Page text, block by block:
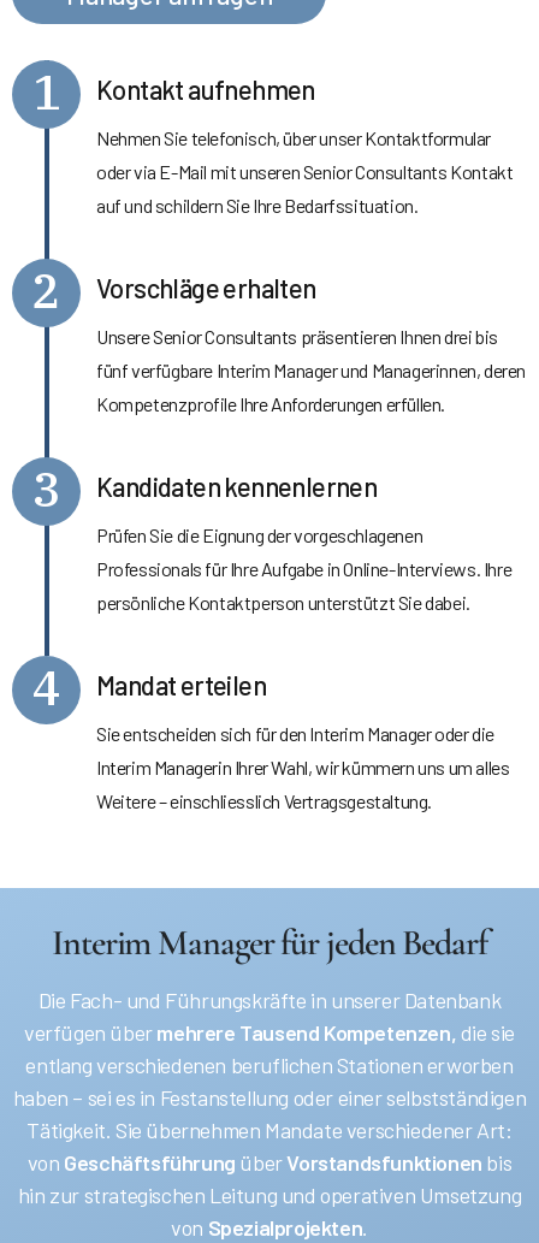
1 Kontakt aufnehmen
Nehmen Sie telefonisch, über unser Kontaktformular
oder via E-Mail mit unseren Senior Consultants Kontakt
auf und schildern Sie Ihre Bedarfssituation.
2 Vorschläge erhalten
Unsere Senior Consultants präsentieren Ihnen drei bis
fünf verfügbare Interim Manager und Managerinnen, deren
Kompetenzprofile Ihre Anforderungen erfüllen.
3 Kandidaten kennenlernen
Prüfen Sie die Eignung der vorgeschlagenen
Professionals für Ihre Aufgabe in Online-Interviews. Ihre
persönliche Kontaktperson unterstützt Sie dabei.
4 Mandat erteilen
Sie entscheiden sich für den Interim Manager oder die
Interim Managerin Ihrer Wahl, wir kümmern uns um alles
Weitere – einschliesslich Vertragsgestaltung.
Interim Manager für jeden Bedarf
Die Fach- und Führungskräfte in unserer Datenbank
verfügen übermehrere Tausend Kompetenzen,die sie
entlang verschiedenen beruflichen Stationen erworben
haben – sei es in Festanstellung oder einer selbstständigen
Tätigkeit. Sie übernehmen Mandate verschiedener Art:
von Geschäftsführung überVorstandsfunktionen bis
hin zur strategischen Leitung und operativen Umsetzung
von Spezialprojekten.